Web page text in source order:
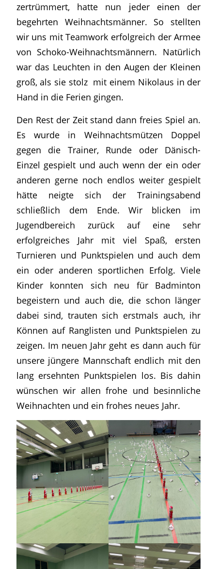
zertrümmert, hatte nun jeder einen der
begehrten Weihnachtsmänner. So stellten
wir uns mit Teamwork erfolgreich der Armee
von Schoko-Weihnachtsmännern. Natürlich
war das Leuchten in den Augen der Kleinen
groß, als sie stolz mit einem Nikolaus in der
Hand in die Ferien gingen.
Den Rest der Zeit stand dann freies Spiel an.
Es wurde in Weihnachtsmützen Doppel
gegen die Trainer, Runde oder Dänisch-
Einzel gespielt und auch wenn der ein oder
anderen gerne noch endlos weiter gespielt
hätte neigte sich der Trainingsabend
schließlich dem Ende. Wir blicken im
Jugendbereich zurück auf eine sehr
erfolgreiches Jahr mit viel Spaß, ersten
Turnieren und Punktspielen und auch dem
ein oder anderen sportlichen Erfolg. Viele
Kinder konnten sich neu für Badminton
begeistern und auch die, die schon länger
dabei sind, trauten sich erstmals auch, ihr
Können auf Ranglisten und Punktspielen zu
zeigen. Im neuen Jahr geht es dann auch für
unsere jüngere Mannschaft endlich mit den
lang ersehnten Punktspielen los. Bis dahin
wünschen wir allen frohe und besinnliche
Weihnachten und ein frohes neues Jahr.